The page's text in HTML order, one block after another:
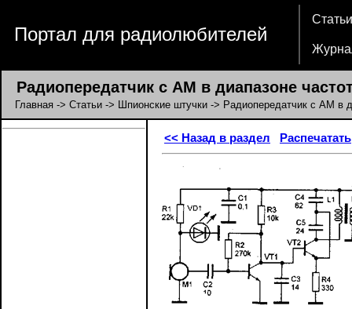
Портал для радиолюбителей
Статьи
Радиопередатчик с AM в диапазоне
Главная -> Статьи -> Шпионские штучки -> Радиопередатчик с AM в
<< Назад в раздел Распечатать